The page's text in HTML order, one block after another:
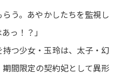
らう。あやかしたちを監視し
っ！？」
つ少女・玉玲は、太子・幻
間限定の契約妃として異形